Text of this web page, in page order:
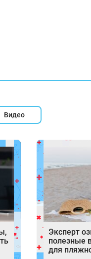
Видео
Эксперт
полезные
для